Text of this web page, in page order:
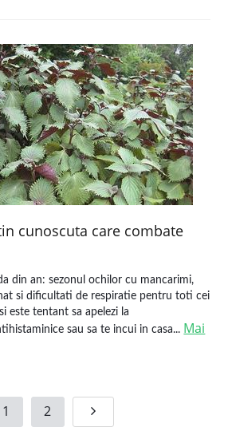
cunoscuta care combate
din an: sezonul ochilor cu mancarimi,
si dificultati de respiratie pentru toti cei
este tentant sa apelezi la
sau sa te incui in casa... Mai
1 2